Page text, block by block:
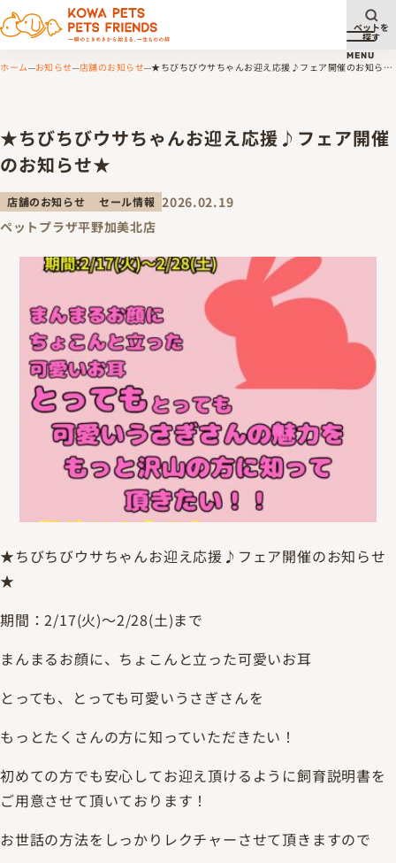
メニ
MENU
ペットを
探す
ホーム お知らせ 店舗のお知らせ ★ちびちびウサちゃんお迎え応援♪フェア開催のお知らせ
★ちびちびウサちゃんお迎え応援♪フェア開催
のお知らせ★
店舗のお知らせ セール情報 2026.02.19
ペットプラザ平野加美北店
★ちびちびウサちゃんお迎え応援♪フェア開催のお知らせ
★
期間：2/17(火)～2/28(土)まで
まんまるお顔に、ちょこんと立った可愛いお耳
とっても、とっても可愛いうさぎさんを
もっとたくさんの方に知っていただきたい！
初めての方でも安心してお迎え頂けるように飼育説明書を
ご用意させて頂いております！
お世話の方法をしっかりレクチャーさせて頂きますので